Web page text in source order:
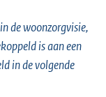
de woonzorgvisie,
is aan een
in de volgende